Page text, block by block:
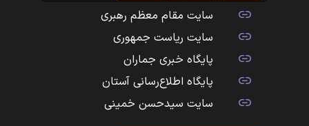
سایت مقام معظم رهبری
سایت ریاست جمهوری
پایگاه خبری جماران
پایگاه اطلاع‌رسانی آستان
سایت سیدحسن خمینی